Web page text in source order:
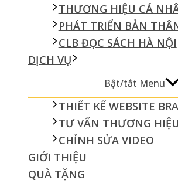
THƯƠNG HIỆU CÁ
PHÁT TRIỂN BẢN
CLB ĐỌC SÁCH HÀ NỘI
DỊCH VỤ
Bật/tắt Menu
THIẾT KẾ WEBSITE
TƯ VẤN THƯƠNG
CHỈNH SỬA VIDEO
GIỚI THIỆU
QUÀ TẶNG